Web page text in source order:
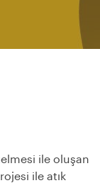
ile oluşan
ile atık